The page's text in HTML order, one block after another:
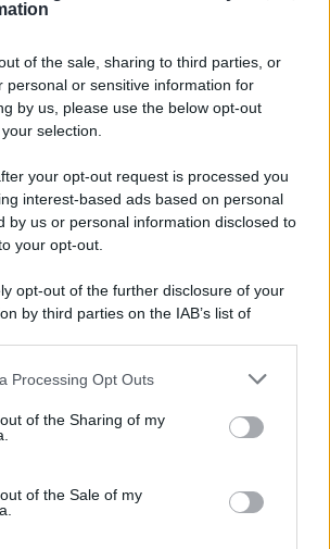
of the sale, sharing to third parties, or
personal or sensitive information for
by us, please use the below opt-out
selection.
your opt-out request is processed you
interest-based ads based on personal
by us or personal information disclosed to
your opt-out.
opt-out of the further disclosure of your
by third parties on the IAB’s list of
also be disclosed by us to third parties
third parties.
website/app uses one or more Google
and store information including but
visit or usage behaviour. You may click to
to Google and its third-party tags to
Processing Opt Outs
of the Sharing of my
of the Sale of my
IL NOSTRO EBOOK
– B
– C
– D
– E
– F